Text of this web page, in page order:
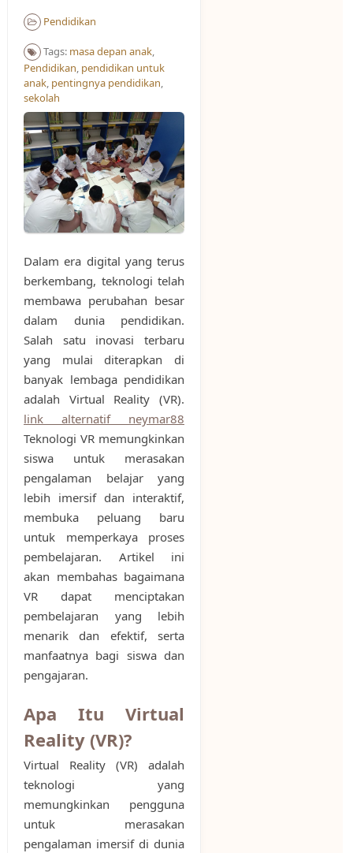
Pendidikan
Tags: masa depan anak,
Pendidikan, pendidikan untuk
anak, pentingnya pendidikan,
sekolah
Dalam era digital yang terus
berkembang, teknologi telah
membawa perubahan besar
dalam dunia pendidikan.
Salah satu inovasi terbaru
yang mulai diterapkan di
banyak lembaga pendidikan
adalah Virtual Reality (VR).
link alternatif neymar88
Teknologi VR memungkinkan
siswa untuk merasakan
pengalaman belajar yang
lebih imersif dan interaktif,
membuka peluang baru
untuk memperkaya proses
pembelajaran. Artikel ini
akan membahas bagaimana
VR dapat menciptakan
pembelajaran yang lebih
menarik dan efektif, serta
manfaatnya bagi siswa dan
pengajaran.
Apa Itu Virtual
Reality (VR)?
Virtual Reality (VR) adalah
teknologi yang
memungkinkan pengguna
untuk merasakan
pengalaman imersif di dunia